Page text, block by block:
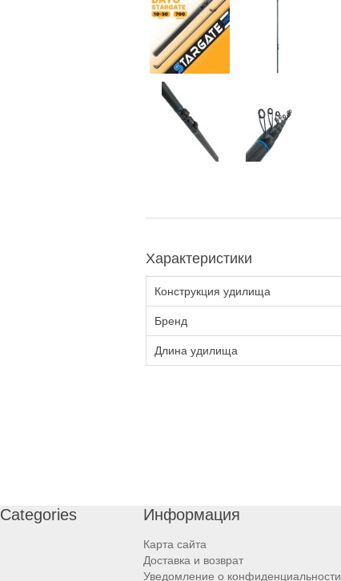
Характеристики
Конструкция удилища
Бренд
Длина удилища
Categories Информация
Карта сайта
Доставка и возврат
Уведомление о конфиденциальности